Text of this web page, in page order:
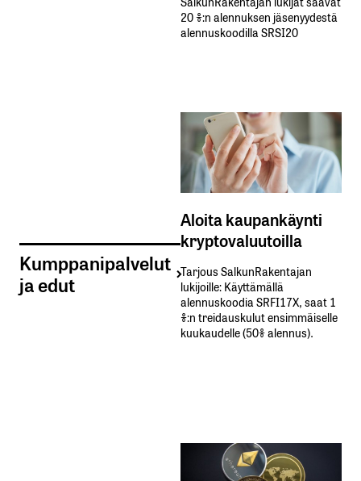
Kumppanipalvelut
ja edut
20 %:n alennuksen jäsenyydestä
alennuskoodilla SRSI20
Aloita kaupankäynti
kryptovaluutoilla
Tarjous SalkunRakentajan
lukijoille: Käyttämällä​ ​
alennuskoodia​ ​SRFI17X,​ ​saat​ ​1
%:n treidauskulut​ ​ensimmäiselle​ ​
kuukaudelle​ ​(50%​ ​alennus).